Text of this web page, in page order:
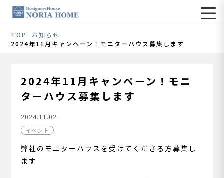
TOP
お知らせ
2024年11月キャンペーン！モニターハウス募集します
2024年11月キャンペーン！モニ
ターハウス募集します
2024.11.02
イベント
弊社のモニターハウスを受けてくださる方募集し
ます